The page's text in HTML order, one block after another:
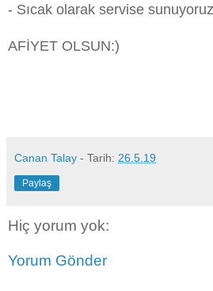
- Sıcak olarak servise
AFİYET OLSUN:)
Canan Talay - Tarih: 26.5.19
Paylaş
Hiç yorum yok:
Yorum Gönder